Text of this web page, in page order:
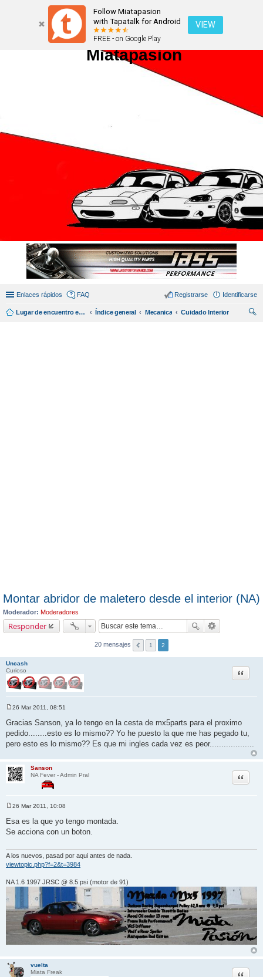
Follow Miatapasion
with Tapatalk for Android
FREE - on Google Play
VIEW
Miatapasion
Enlaces rápidos FAQ Identificarse
Registrarse
Lugar de encuentro en español de amantes del miata/mx5. Índice general Mecanica
Cuidado Interior
Montar abridor de maletero desde el interior (NA)
Moderador: Moderadores
Responder
20 mensajes 1 2
Uncash
Curioso
Citar
e
n
s
a
j
26 Mar 2011, 08:51
Gracias Sanson, ya lo tengo en la cesta de mx5parts para el proximo
pedido........esto es lo mismo?? Yo he puesto la que me has pegado tu,
pero esto es lo mismo?? Es que mi ingles cada vez es peor...................
Sanson
NA Fever - Admin Pral
Citar
n
s
e
26 Mar 2011, 10:08
Esa es la que yo tengo montada.
Se acciona con un boton.
A los nuevos, pasad por aqui antes de nada.
viewtopic.php?f=2&t=3984
NA 1.6 1997 JRSC @ 8.5 psi (motor de 91)
vuelta
Miata Freak
Citar